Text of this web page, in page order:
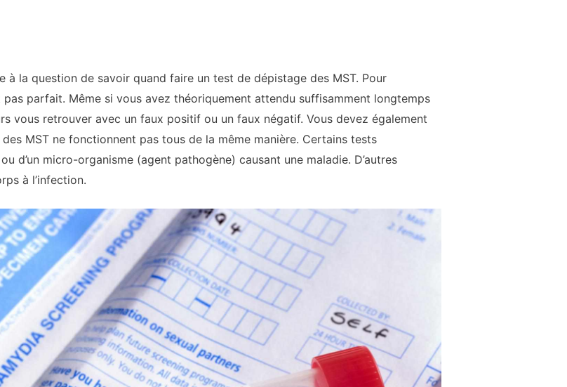
à la question de savoir quand faire un test de dépistage des MST. Pour
pas parfait. Même si vous avez théoriquement attendu suffisamment longtemps
vous retrouver avec un faux positif ou un faux négatif. Vous devez également
MST ne fonctionnent pas tous de la même manière. Certains tests
d’un micro-organisme (agent pathogène) causant une maladie. D’autres
à l’infection.